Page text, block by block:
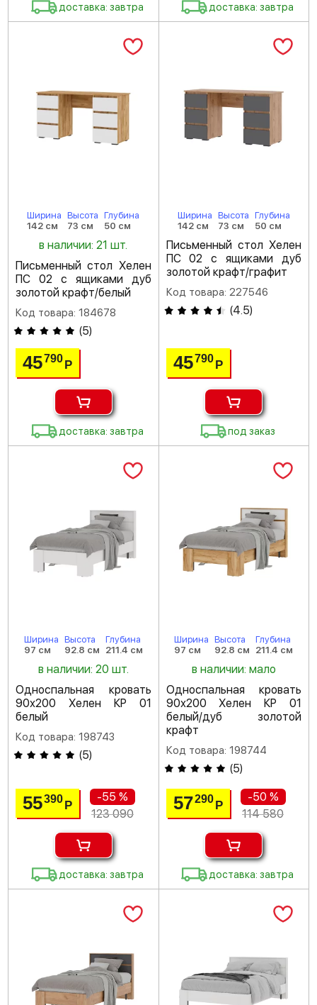
доставка: завтра доставка: завтра
Ширина
142 см
Высота
73 см
Глубина
50 см
в наличии: 21 шт.
Письменный стол Хелен
ПС 02 с ящиками дуб
золотой крафт/белый
Код товара: 184678
(5)
45790Р
доставка: завтра
Ширина
142 см
Высота
73 см
Глубина
50 см
Письменный стол Хелен
ПС 02 с ящиками дуб
золотой крафт/графит
Код товара: 227546
(4.5)
45790 Р
под заказ
Ширина
97 см
Высота
92.8 см
Глубина
211.4 см
в наличии: 20 шт.
Односпальная кровать
90х200 Хелен КР 01
белый
Код товара: 198743
(5)
55390Р
-55 %
123 090
доставка: завтра
Ширина
97 см
Высота
92.8 см
Глубина
211.4 см
в наличии: мало
Односпальная кровать
90х200 Хелен КР 01
белый/дуб золотой
крафт
Код товара: 198744
(5)
57290 Р
-50 %
114 580
доставка: завтра